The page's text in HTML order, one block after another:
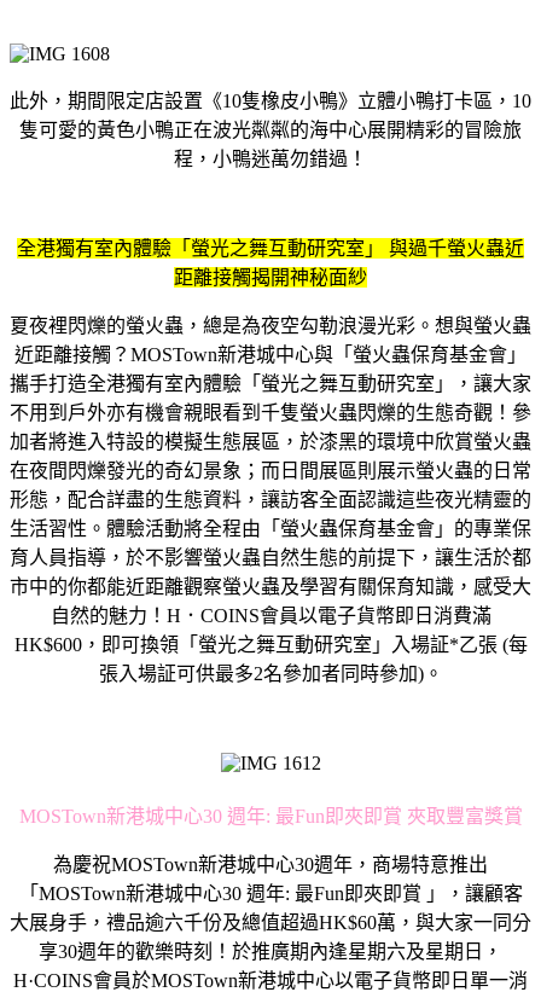
此外，期間限定店設置《10隻橡皮小鴨》立體小鴨打卡區，10
隻可愛的黃色小鴨正在波光粼粼的海中心展開精彩的冒險旅
程，小鴨迷萬勿錯過！
全港獨有室內體驗「螢光之舞互動研究室」 與過千螢火蟲近
距離接觸揭開神秘面紗
夏夜裡閃爍的螢火蟲，總是為夜空勾勒浪漫光彩。想與螢火蟲
近距離接觸？MOSTown新港城中心與「螢火蟲保育基金會」
攜手打造全港獨有室內體驗「螢光之舞互動研究室」，讓大家
不用到戶外亦有機會親眼看到千隻螢火蟲閃爍的生態奇觀！參
加者將進入特設的模擬生態展區，於漆黑的環境中欣賞螢火蟲
在夜間閃爍發光的奇幻景象；而日間展區則展示螢火蟲的日常
形態，配合詳盡的生態資料，讓訪客全面認識這些夜光精靈的
生活習性。體驗活動將全程由「螢火蟲保育基金會」的專業保
育人員指導，於不影響螢火蟲自然生態的前提下，讓生活於都
市中的你都能近距離觀察螢火蟲及學習有關保育知識，感受大
自然的魅力！H．COINS會員以電子貨幣即日消費滿
HK$600，即可換領「螢光之舞互動研究室」入場証*乙張 (每
張入場証可供最多2名參加者同時參加)。
MOSTown新港城中心30 週年: 最Fun即夾即賞 夾取豐富獎賞
為慶祝MOSTown新港城中心30週年，商場特意推出
「MOSTown新港城中心30 週年: 最Fun即夾即賞 」，讓顧客
大展身手，禮品逾六千份及總值超過HK$60萬，與大家一同分
享30週年的歡樂時刻！於推廣期內逢星期六及星期日，
H·COINS會員於MOSTown新港城中心以電子貨幣即日單一消